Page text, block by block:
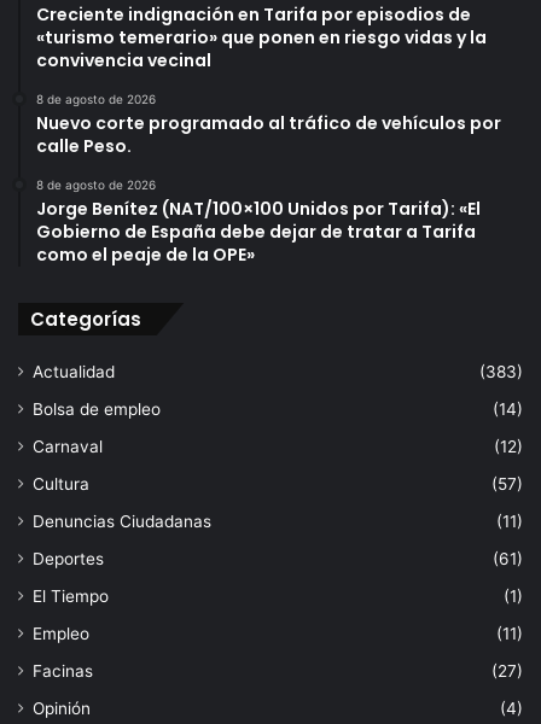
Creciente indignación en Tarifa por episodios de
«turismo temerario» que ponen en riesgo vidas y la
convivencia vecinal
8 de agosto de 2026
Nuevo corte programado al tráfico de vehículos por
calle Peso.
8 de agosto de 2026
Jorge Benítez (NAT/100×100 Unidos por Tarifa): «El
Gobierno de España debe dejar de tratar a Tarifa
como el peaje de la OPE»
Categorías
Actualidad
(383)
Bolsa de empleo
(14)
Carnaval
(12)
Cultura
(57)
Denuncias Ciudadanas
(11)
Deportes
(61)
El Tiempo
(1)
Empleo
(11)
Facinas
(27)
Opinión
(4)